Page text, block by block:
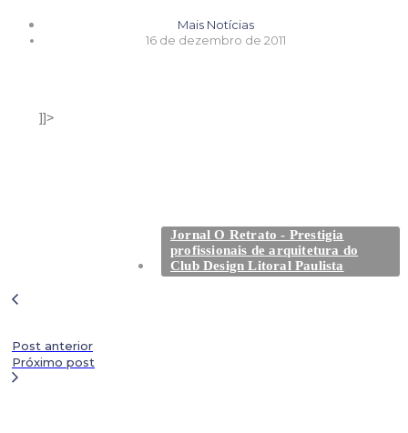
Mais Notícias
16 de dezembro de 2011
]]>
Jornal O Retrato - Prestigia
profissionais de arquitetura do
Club Design Litoral Paulista
Post anterior
Próximo post